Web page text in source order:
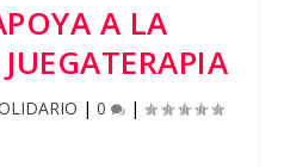
A LA
| 0 |